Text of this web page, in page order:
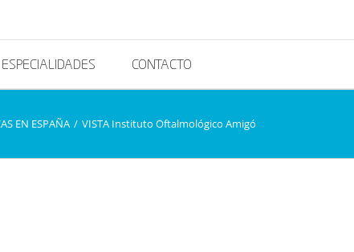
ESPECIALIDADES CONTACTO
EN ESPAÑA / VISTA Instituto Oftalmológico Amigó